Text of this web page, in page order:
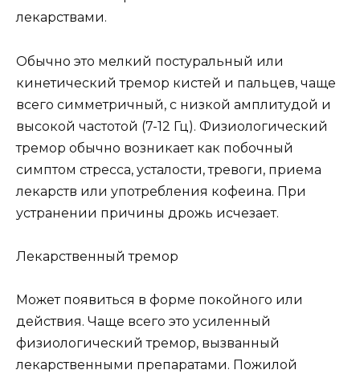
лекарствами.
Обычно это мелкий постуральный или
кинетический тремор кистей и пальцев, чаще
всего симметричный, с низкой амплитудой и
высокой частотой (7-12 Гц). Физиологический
тремор обычно возникает как побочный
симптом стресса, усталости, тревоги, приема
лекарств или употребления кофеина. При
устранении причины дрожь исчезает.
Лекарственный тремор
Может появиться в форме покойного или
действия. Чаще всего это усиленный
физиологический тремор, вызванный
лекарственными препаратами. Пожилой